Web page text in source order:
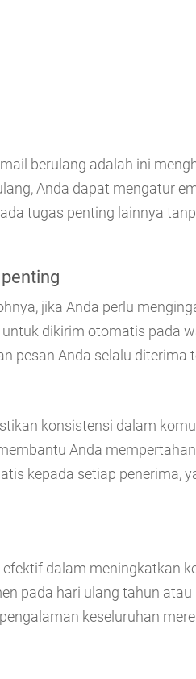
berulang adalah ini
Anda dapat mengatur
tugas penting lainnya
jika Anda perlu
dikirim otomatis pada
pesan Anda selalu diterima
konsistensi dalam
Anda
kepada setiap penerima,
dalam meningkatkan
pada hari ulang tahun
keseluruhan